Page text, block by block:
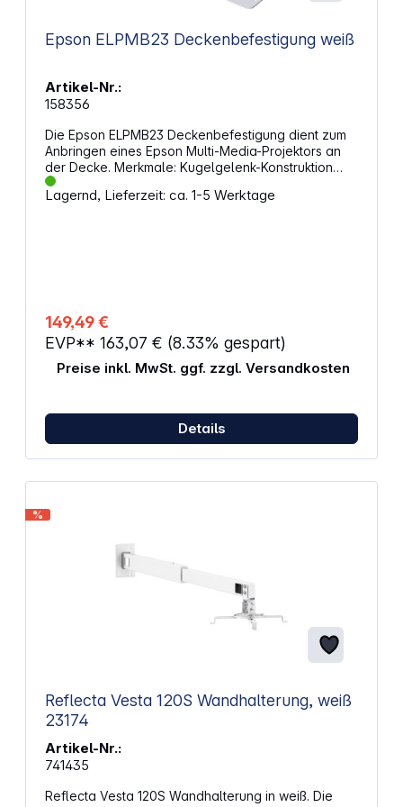
Epson ELPMB23 Deckenbefestigung weiß
Artikel-Nr.:
158356
Die Epson ELPMB23 Deckenbefestigung dient zum
Anbringen eines Epson Multi-Media-Projektors an
der Decke. Merkmale: Kugelgelenk-Konstruktion
ermöglicht Winkelverstellung Stellen Sie den
Winkel der horizontalen Drehung, vertikalen
Bildschirm, indem Sie den Skalenaufkleber als
Richtlinie nehmen.
Lagernd, Lieferzeit: ca. 1-5 Werktage
149,49 €
EVP** 163,07 € (8.33% gespart)
Preise inkl. MwSt. ggf. zzgl. Versandkosten
Details
%
Reflecta Vesta 120S Wandhalterung, weiß
23174
Artikel-Nr.:
741435
Reflecta Vesta 120S Wandhalterung in weiß. Die